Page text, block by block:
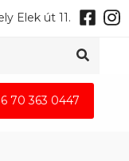
Elek út 11.
70 363 0447